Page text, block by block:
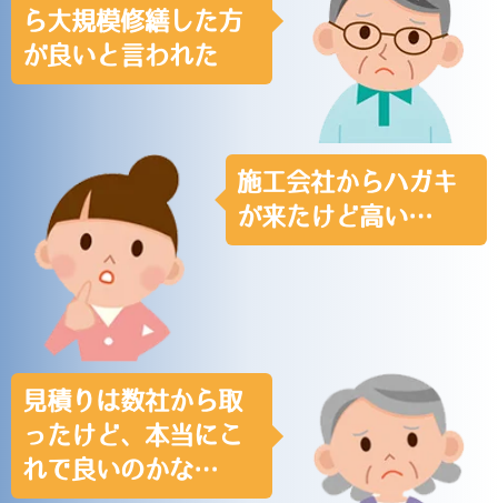
ら大規模修繕した方
が良いと言われた
施工会社からハガキ
が来たけど高い…
見積りは数社から取
ったけど、本当にこ
れで良いのかな…